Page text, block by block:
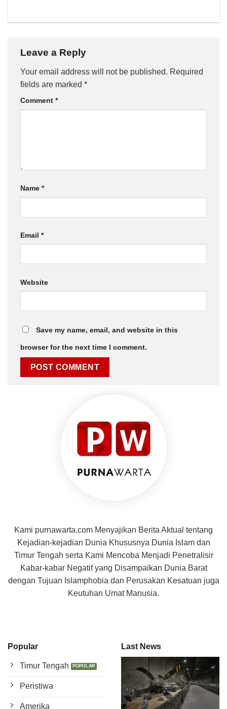
Leave a Reply
Your email address will not be published. Required
fields are marked *
Comment *
Name *
Email *
Website
Save my name, email, and website in this
browser for the next time I comment.
Kami purnawarta.com Menyajikan Berita Aktual tentang
Kejadian-kejadian Dunia Khususnya Dunia Islam dan
Timur Tengah serta Kami Mencoba Menjadi Penetralisir
Kabar-kabar Negatif yang Disampaikan Dunia Barat
dengan Tujuan Islamphobia dan Perusakan Kesatuan juga
Keutuhan Umat Manusia.
Popular
Timur Tengah
Peristiwa
Amerika
Last News